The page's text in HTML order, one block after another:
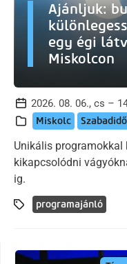
Ajánljuk:
egy égi
Miskolcon
2026. 08. 06., cs –
Miskolc Szabadidő
Unikális programokkal
kikapcsolódni
ig.
programajánló